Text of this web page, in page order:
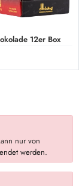
12er Box
nur von
werden.